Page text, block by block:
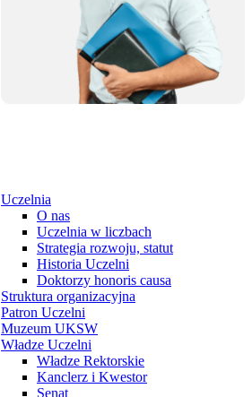
Uczelnia
O nas
Uczelnia w liczbach
Strategia rozwoju, statut
Historia Uczelni
Doktorzy honoris causa
Struktura organizacyjna
Patron Uczelni
Muzeum UKSW
Władze Uczelni
Władze Rektorskie
Kanclerz i Kwestor
Senat